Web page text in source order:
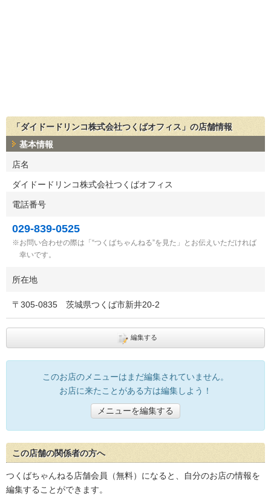
「ダイドードリンコ株式会社つくばオフィス」の店舗情報
基本情報
店名
ダイドードリンコ株式会社つくばオフィス
電話番号
029-839-0525
お問い合わせの際は「“つくばちゃんねる”を見た」とお伝えいただければ
幸いです。
所在地
〒 305-0835 茨城県つくば市新井20-2
編集する
このお店のメニューはまだ編集されていません。
お店に来たことがある方は編集しよう！
メニューを編集する
この店舗の関係者の方へ
つくばちゃんねる店舗会員（無料）になると、自分のお店の情報を
編集することができます。